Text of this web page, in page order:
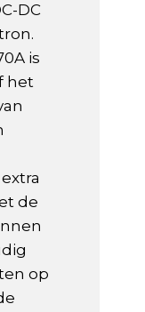
DC
is
het
de
op